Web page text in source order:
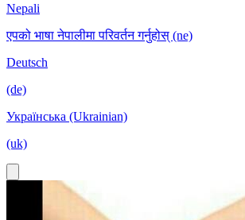
Nepali
एपको भाषा नेपालीमा परिवर्तन गर्नुहोस् (ne)
Deutsch
(de)
Українська (Ukrainian)
(uk)